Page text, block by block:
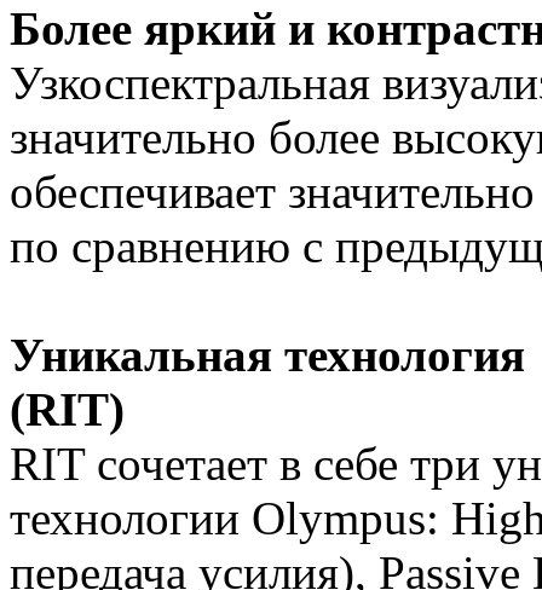
Более яркий и
Узкоспектральная
значительно более
обеспечивает
по сравнению с
Уникальная
(RIT)
RIT сочетает в себе три
технологии Olympus:
передача усилия),